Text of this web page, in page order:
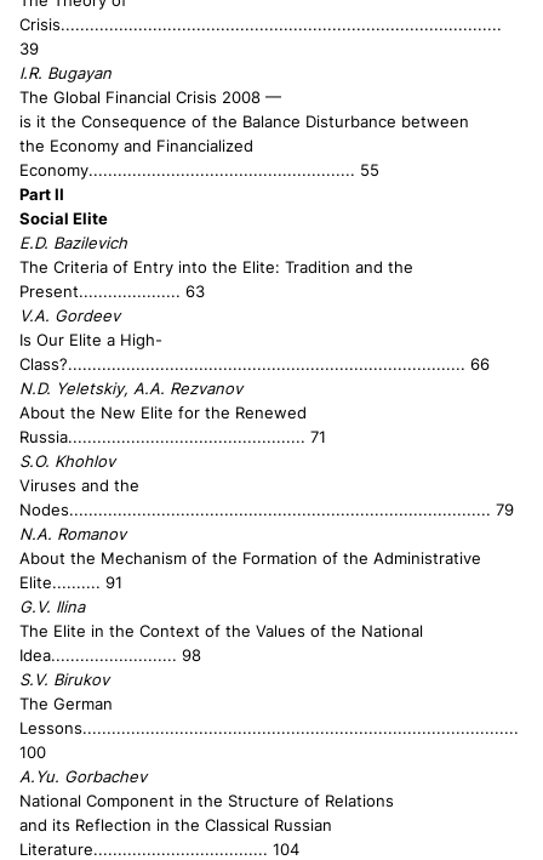
Crisis...........................................................................................
39
I.R. Bugayan
The Global Financial Crisis 2008 —
is it the Consequence of the Balance Disturbance between
the Economy and Financialized
Economy....................................................... 55
Part II
Social Elite
E.D. Bazilevich
The Criteria of Entry into the Elite: Tradition and the
Present..................... 63
V.A. Gordeev
Is Our Elite a High-
Class?.................................................................................. 66
N.D. Yeletskiy, A.A. Rezvanov
About the New Elite for the Renewed
Russia................................................. 71
S.O. Khohlov
Viruses and the
Nodes....................................................................................... 79
N.A. Romanov
About the Mechanism of the Formation of the Administrative
Elite.......... 91
G.V. Ilina
The Elite in the Context of the Values of the National
Idea.......................... 98
S.V. Birukov
The German
Lessons..........................................................................................
100
A.Yu. Gorbachev
National Component in the Structure of Relations
and its Reflection in the Classical Russian
Literature.................................... 104